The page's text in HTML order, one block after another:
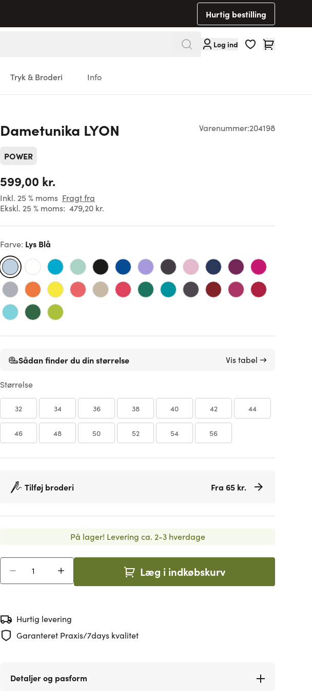
Hurtig bestilling
Log ind Cart
Tryk & Broderi Info
Varenummer:204198
Dametunika LYON
POWER
599,00 kr.
Inkl. 25 % moms Fragt fra
Ekskl. 25 % moms: 479,20 kr.
Farve: Lys Blå
Sådan finder du din størrelse Vis tabel →
Størrelse
32 34 36 38 40 42 44
46 48 50 52 54 56
Tilføj broderi Fra 65 kr.
På lager! Levering ca. 2-3 hverdage
Læg i indkøbskurv
Hurtig levering
Garanteret Praxis/7days kvalitet
Detaljer og pasform